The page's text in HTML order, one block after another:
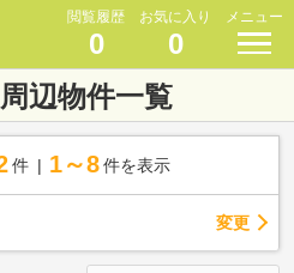
閲覧履歴
0
お気に入り
0
メニュー
辺物件一覧
件 1～8 件を表示
変更